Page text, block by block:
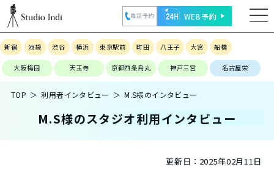
電話予約 WEB予約
新宿 池袋 渋谷 横浜 東京駅前 町田 八王子 大宮 船橋
大阪梅田 天王寺 京都四条烏丸 神戸三宮 名古屋栄
TOP 利用者インタビュー M.S様のインタビュー
M.S様のスタジオ利用インタビュー
更新日： 2025年02月11日